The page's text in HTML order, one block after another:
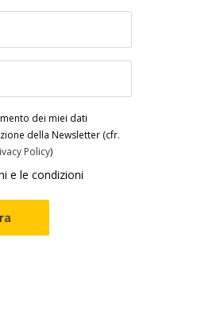
dei miei dati
della Newsletter (cfr.
Policy)
e le condizioni